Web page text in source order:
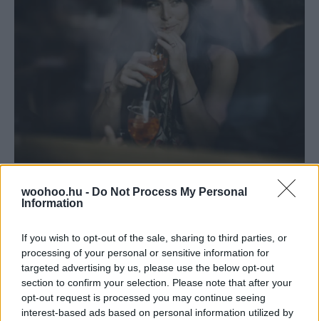
woohoo.hu - Do Not Process My Personal
Information
If you wish to opt-out of the sale, sharing to third parties, or
processing of your personal or sensitive information for
targeted advertising by us, please use the below opt-out
section to confirm your selection. Please note that after your
opt-out request is processed you may continue seeing
interest-based ads based on personal information utilized by
4 trükk az első randevúhoz
szerződést se vidd magaddal!